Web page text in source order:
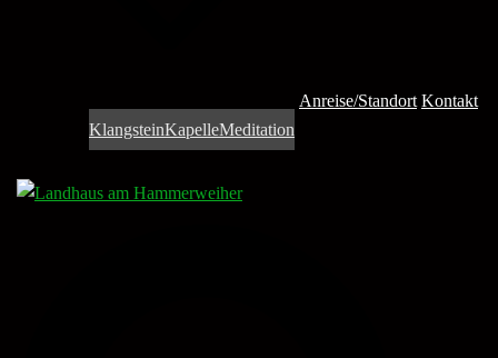
KlangsteinKapelleMeditation
Anreise/Standort Kontakt